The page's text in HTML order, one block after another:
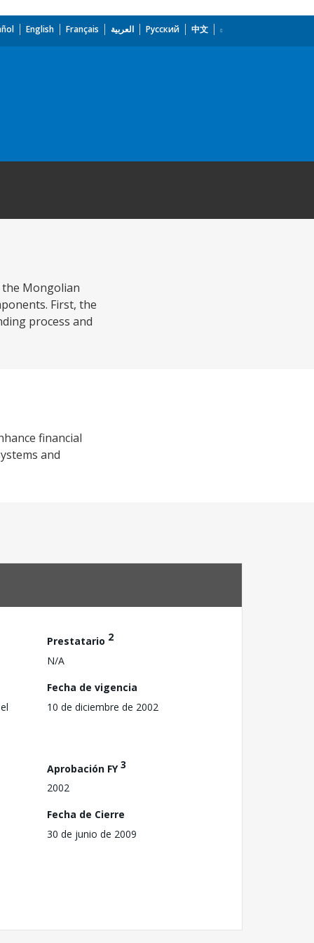
English Français العربية Русский 中文
Mongolian
First, the
process and
financial
and
Prestatario 2
N/A
Fecha de vigencia
10 de diciembre de 2002
Aprobación FY3
2002
Fecha de Cierre
30 de junio de 2009